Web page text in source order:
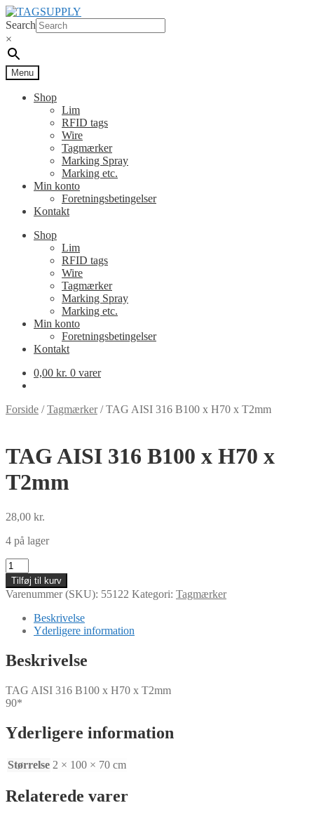
Spring
til
navigation
Spring
til
indhold
Search
×
Menu
Shop
Lim
RFID tags
Wire
Tagmærker
Marking Spray
Marking etc.
Min konto
Foretningsbetingelser
Kontakt
Shop
Lim
RFID tags
Wire
Tagmærker
Marking Spray
Marking etc.
Min konto
Foretningsbetingelser
Kontakt
0,00 kr. 0 varer
Forside /Tagmærker/TAG AISI 316 B100 x H70 x T2mm
TAG AISI 316 B100 x H70 x
T2mm
28,00 kr.
4 på lager
TAG
AISI
316
B100
H70
T2mm
antal
Tilføj til kurv
Varenummer (SKU): 55122 Kategori: Tagmærker
Beskrivelse
Yderligere information
Beskrivelse
TAG AISI 316 B100 x H70 x T2mm
90*
Yderligere information
Størrelse 2 × 100 × 70 cm
Relaterede varer